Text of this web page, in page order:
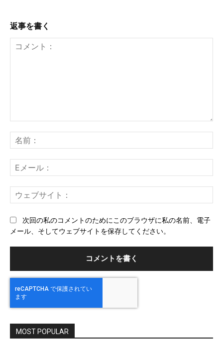
返事を書く
ン
ト：
前
メ
ー
ェ
次回の私のコメントのためにこのブラウザに私の名前、電子
メール、そしてウェブサイトを保存してください。
MOST POPULAR